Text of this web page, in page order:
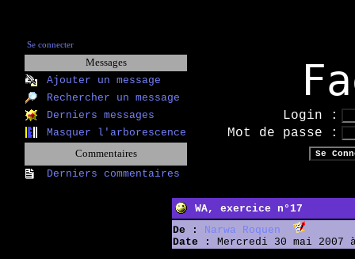
Se connecter
Messages
Ajouter un message
Rechercher un message
Derniers messages
Login :
Masquer l'arborescence Mot de passe :
Commentaires
Derniers commentaires
WA, exercice n°17
De :
Narwa Roquen
Date :
Mercredi 30 mai 2007